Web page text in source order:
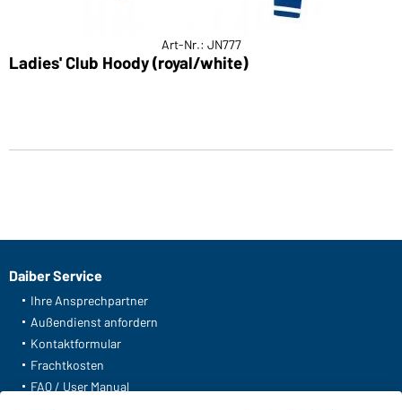
Art-Nr.: JN777
Ladies' Club Hoody (royal/white)
Daiber Service
Ihre Ansprechpartner
Außendienst anfordern
Kontaktformular
Frachtkosten
FAQ / User Manual